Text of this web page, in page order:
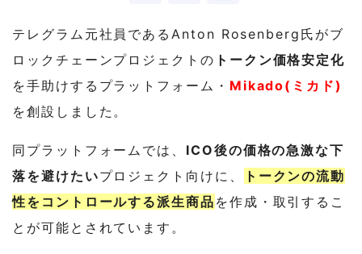
テレグラム元社員であるAnton Rosenberg氏がブ
ロックチェーンプロジェクトの トークン価格安定化
を手助けするプラットフォーム・ Mikado(ミカド)
を創設しました。
同プラットフォームでは、 ICO後の価格の急激な下
落を避けたいプロジェクト向けに、
トークンの流動
性をコントロールする派生商品 を作成・取引するこ
とが可能とされています。